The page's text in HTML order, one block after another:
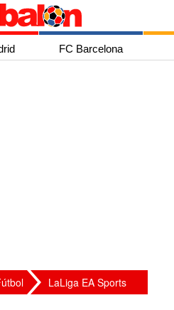
FC Barcelona
LaLiga EA Sports